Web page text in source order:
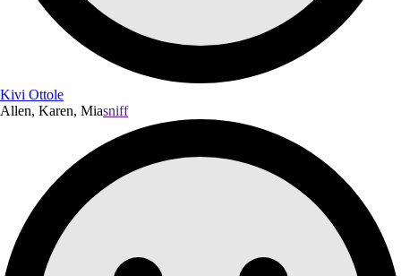
Kivi Ottole
Allen, Karen, Miasniff